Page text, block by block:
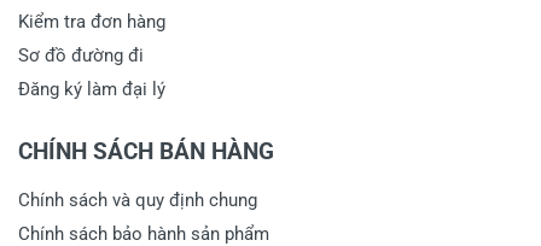
Họ và tên*
Tiêu đề của nhận xét
Kiểm tra đơn hàng
Sơ đồ đường đi
Đăng ký làm đại lý
CHÍNH SÁCH BÁN HÀNG
Chính sách và quy định chung
Chính sách bảo hành sản phẩm